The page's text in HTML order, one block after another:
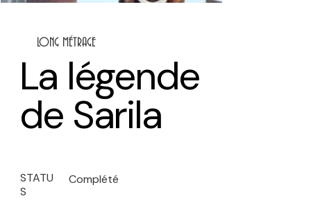
STATU
S
Complété
LONG MÉTRAGE
La légende
de Sarila